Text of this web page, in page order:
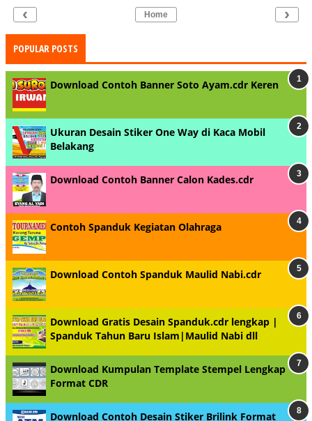
‹ ›
Home
POPULAR POSTS
Download Contoh Banner Soto Ayam.cdr Keren
Ukuran Desain Stiker One Way di Kaca Mobil
Belakang
Download Contoh Banner Calon Kades.cdr
Contoh Spanduk Kegiatan Olahraga
Download Contoh Spanduk Maulid Nabi.cdr
Download Gratis Desain Spanduk.cdr lengkap |
Spanduk Tahun Baru Islam|Maulid Nabi dll
Download Kumpulan Template Stempel Lengkap
Format CDR
Download Contoh Desain Stiker Brilink Format